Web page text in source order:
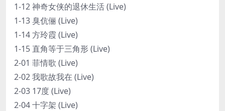
1-12 神奇女侠的退休生活 (Live)
1-13 臭伉俪 (Live)
1-14 方玲霞 (Live)
1-15 直角等于三角形 (Live)
2-01 菲情歌 (Live)
2-02 我歌故我在 (Live)
2-03 17度 (Live)
2-04 十字架 (Live)